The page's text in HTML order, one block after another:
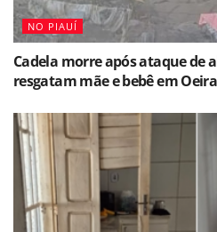
NO PIAUÍ
Cadela morre após ataque de
resgatam mãe e bebê em